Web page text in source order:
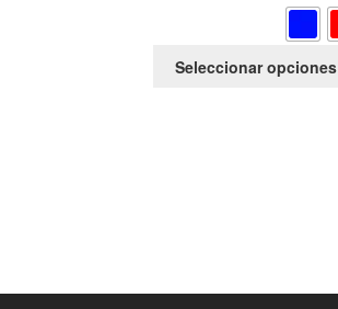
Seleccionar opciones